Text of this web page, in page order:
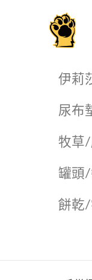
伊莉
尿布
牧草
罐頭/
餅乾